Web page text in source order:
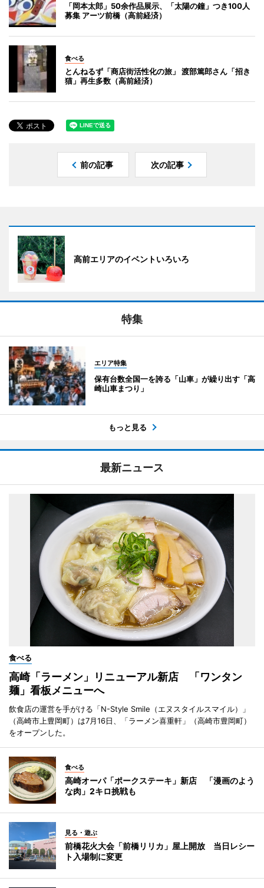
「岡本太郎」50余作品展示、「太陽の鐘」つき100人
募集 アーツ前橋（高前経済）
食べる
とんねるず「商店街活性化の旅」 渡部篤郎さん「招き
猫」再生多数（高前経済）
前の記事 次の記事
高前エリアのイベントいろいろ
特集
エリア特集
保有台数全国一を誇る「山車」が繰り出す「高
崎山車まつり」
もっと見る
最新ニュース
食べる
高崎「ラーメン」リニューアル新店 「ワンタン
麺」看板メニューへ
飲食店の運営を手がける「N-Style Smile（エヌスタイルスマイル）」
（高崎市上豊岡町）は7月16日、「ラーメン喜重軒」（高崎市豊岡町）
をオープンした。
食べる
高崎オーパ「ポークステーキ」新店 「漫画のよう
な肉」2キロ挑戦も
見る・遊ぶ
前橋花火大会「前橋リリカ」屋上開放 当日レシー
ト入場制に変更